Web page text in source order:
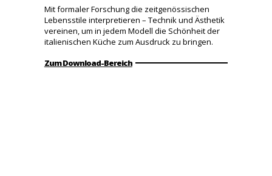
Mit formaler Forschung die zeitgenössischen
Lebensstile interpretieren – Technik und Ästhetik
vereinen, um in jedem Modell die Schönheit der
italienischen Küche zum Ausdruck zu bringen.
Zum Download-Bereich